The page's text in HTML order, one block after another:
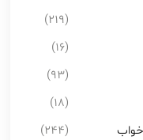
(219)
(16)
(93)
(18)
(244)